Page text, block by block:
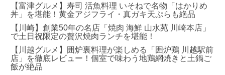
【富津グルメ】寿司 活魚料理 いそねで名物「はかりめ
丼」を堪能！黄金アジフライ・真ガキ天ぷらも絶品
【川崎】創業50年の名店「焼肉 海鮮 山水苑 川崎本店」
で土日祝限定の贅沢焼肉ランチを堪能！
【川越グルメ】囲炉裏料理が楽しめる「囲炉鶏 川越駅前
店」を徹底レビュー！個室で味わう地鶏網焼きと土鍋ご
飯が絶品